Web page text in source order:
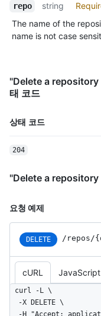
repo string
The name of the
name is not case
"Delete a
태 코드
상태 코드
204
"Delete a
요청 예제
DELETE /repos /
cURL JavaScript
curl -L \